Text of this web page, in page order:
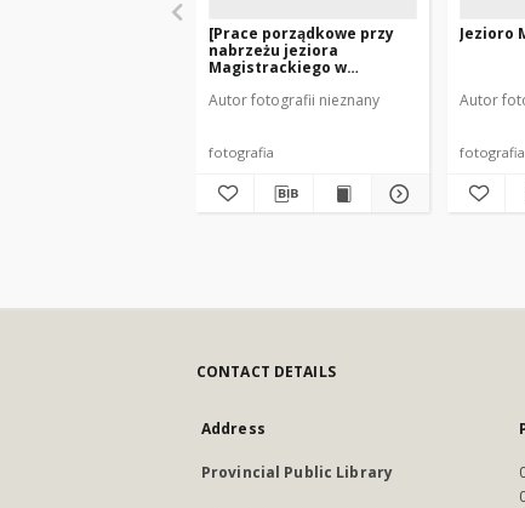
[Prace porządkowe przy
nabrzeżu jeziora
Magistrackiego w
Autor fotografii nieznany
fotografia
Jezioro
Autor
fotografia
CONTACT DETAILS
Address
Provincial Public Library